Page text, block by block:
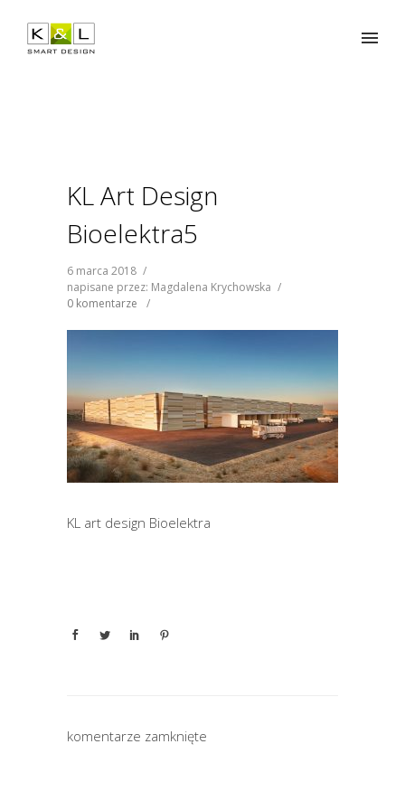
KL Art Design
Bioelektra5
6 marca 2018 /
napisane przez: Magdalena Krychowska /
0 komentarze
/
KL art design Bioelektra
komentarze zamknięte